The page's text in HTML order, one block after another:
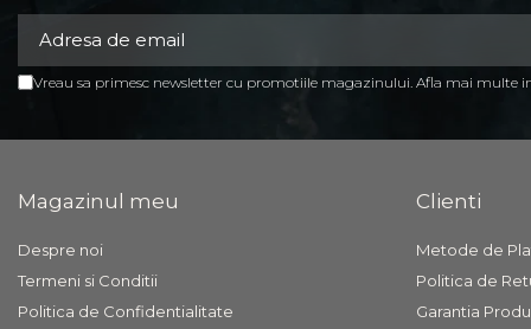
Camera copiilor
Birouri camera copilului
Fotolii
Covoare
COVOARE CLASICE
Vreau sa primesc newsletter cu promotiile magazinului. Afla mai multe
Magazinul meu
Despre noi
Termeni si Conditii
Politica de Confidentialitate
Clienti
Metode de
Politica de
Garantia